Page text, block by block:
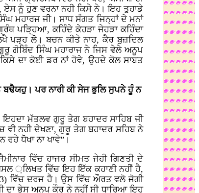
ਏਸ ਨੂੰ ਹੁਣ ਵਰਨਾ ਨਹੀ ਕਿਸੇ ਨੇ। ਇਹ ਤੁਹਾਡੇ
ਮਹਾਰਜ ਜੀ। ਸਾਧ ਸੰਗਤ ਜਿਨ੍ਹਾਂ ਦੇ ਮਨਾਂ
ਪੜ੍ਹਿਆ, ਕਹਿੰਦੇ ਕੇਹੜਾ ਜੇਹੜਾ ਕਹਿੰਦਾ
ਪੜ੍ਹ ਲੋ। ਬਚਨ ਕੀਤੇ ਨਾਹ, ਕੈਰ ਬੁਜ਼ਦਿਲ
ਗੋਬਿੰਦ ਸਿੰਘ ਮਹਾਰਾਜ ਨੇ ਜਿਸ ਵੇਲੇ ਅਨੂਪ
ਦਾ ਕੋਈ ਡਰ ਨਾਂ ਹੋਵੇ, ਉਹਦੇ ਕੋਲ ਸਾਬਤ
ਪਰ ਨਾਰੀ ਕੀ ਸੇਜ ਭੁਲਿ ਸੁਪਨੇ ਹੂੰ ਨ
ਮੱਤਲਵ ਗੁਰੂ ਤੇਗ ਬਹਾਦਰ ਸਾਹਿਬ ਜੀ
ਵੀ ਨਹੀ ਦੇਖਣਾ, ਗੁਰੂ ਤੇਗ ਬਹਾਦਰ ਸਹਿਬ ਨੇ
ਧੋਖਾ ਨਾ ਖਾਵੇ”।
ਵਿੱਚ ਹਾਜਰ ਸੀਮਤ ਜੇਹੀ ਗਿਣਤੀ ਦੇ
਼ਲਿਖਤ ਵਿੱਚ ਇਹ ਇੱਕ ਕਹਾਣੀ ਨਹੀਂ ਹੈ,
ਵਿੱਚ ਦਰਜ ਹੈ। ਉਸ ਵਿੱਚ ਔਰਤ ਵਲੋ ਜੋਗੀ
ਦਾ ਭੇਸ ਅਨੂਪ ਕੌਰ ਨੇ ਨਹੀਂ ਸੀ ਧਾਰਿਆ ਇਹ